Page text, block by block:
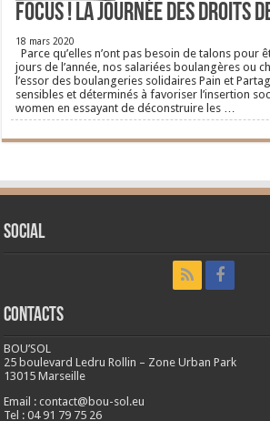
FOCUS ! La journée des droits
18 mars 2020
Parce qu’elles n’ont pas besoin de talons pour
jours de l’année, nos salariées boulangères ou
l’essor des boulangeries solidaires Pain et
sensibles et déterminés à favoriser l’insertion
women en essayant de déconstruire les …
Social
CONTACTS
BOU’SOL
25 boulevard Ledru Rollin – Zone Urban Park
13015 Marseille
Email : contact@bou-sol.eu
Tel : 04 91 79 75 26